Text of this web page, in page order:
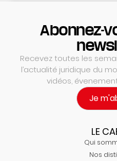
Abonnez-
Recevez toutes les
l’actualité juridique du
vidéos,
Je
LE
Qui
Nos